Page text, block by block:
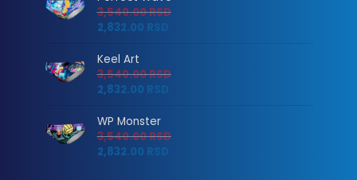
3,540.00RSD
2,832.00 RSD
Keel Art
3,540.00RSD
2,832.00 RSD
WP Monster
3,540.00RSD
2,832.00 RSD